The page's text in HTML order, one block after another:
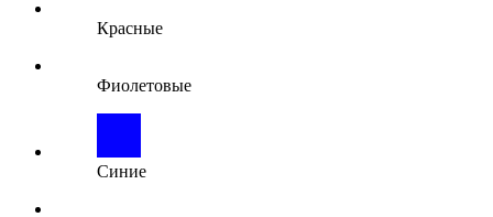
Красные
Фиолетовые
Синие